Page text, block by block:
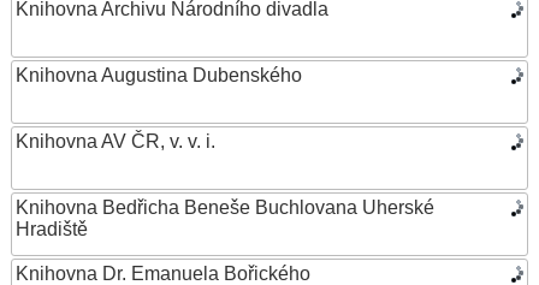
Knihovna Archivu Národního divadla
Knihovna Augustina Dubenského
Knihovna AV ČR, v. v. i.
Knihovna Bedřicha Beneše Buchlovana Uherské
Hradiště
Knihovna Dr. Emanuela Bořického